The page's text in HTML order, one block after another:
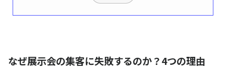
なぜ展示会の集客に失敗するのか？4つの理由